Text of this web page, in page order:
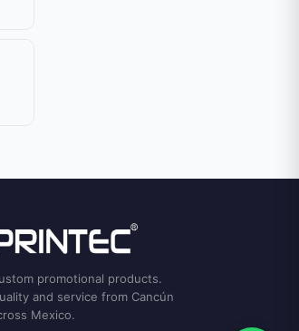
promotional products.
and service from Cancún
Mexico.